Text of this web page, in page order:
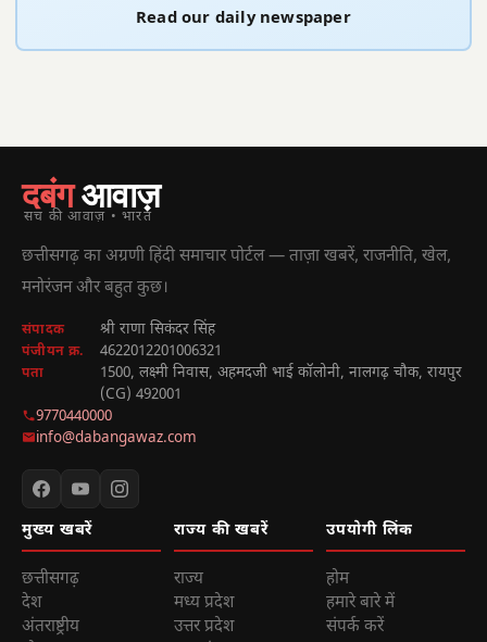
Read our daily newspaper
दबंगआवाज़
सच की आवाज़ • भारत
छत्तीसगढ़ का अग्रणी हिंदी समाचार पोर्टल — ताज़ा खबरें, राजनीति, खेल,
मनोरंजन और बहुत कुछ।
संपादक श्री राणा सिकंदर सिंह
पंजीयन क्र. 4622012201006321
पता
1500, लक्ष्मी निवास, अहमदजी भाई कॉलोनी, नालगढ़ चौक, रायपुर
(CG) 492001
9770440000
info@dabangawaz.com
मुख्य खबरें
छत्तीसगढ़
देश
अंतराष्ट्रीय
राज्य की खबरें
राज्य
मध्य प्रदेश
उत्तर प्रदेश
उपयोगी लिंक
होम
हमारे बारे में
संपर्क करें